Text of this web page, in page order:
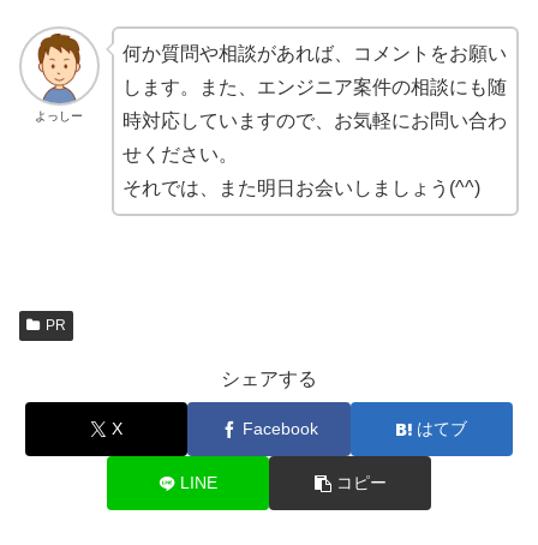
よっしー
何か質問や相談があれば、コメントをお願い
します。また、エンジニア案件の相談にも随
時対応していますので、お気軽にお問い合わ
せください。
それでは、また明日お会いしましょう(^^)
PR
シェアする
X Facebook はてブ
LINE コピー